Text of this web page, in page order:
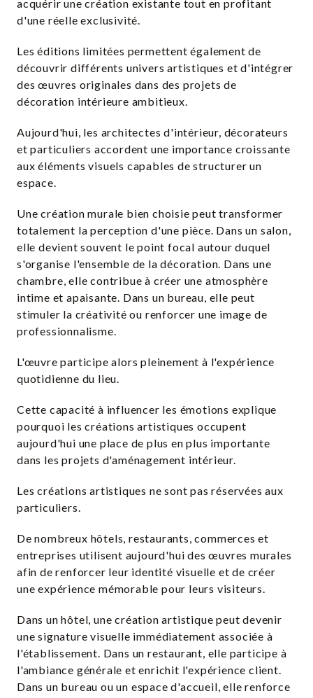
acquérir une création existante tout en profitant
d'une réelle exclusivité.
Les éditions limitées permettent également de
découvrir différents univers artistiques et d'intégrer
des œuvres originales dans des projets de
décoration intérieure ambitieux.
Aujourd'hui, les architectes d'intérieur, décorateurs
et particuliers accordent une importance croissante
aux éléments visuels capables de structurer un
espace.
Une création murale bien choisie peut transformer
totalement la perception d'une pièce. Dans un salon,
elle devient souvent le point focal autour duquel
s'organise l'ensemble de la décoration. Dans une
chambre, elle contribue à créer une atmosphère
intime et apaisante. Dans un bureau, elle peut
stimuler la créativité ou renforcer une image de
professionnalisme.
L'œuvre participe alors pleinement à l'expérience
quotidienne du lieu.
Cette capacité à influencer les émotions explique
pourquoi les créations artistiques occupent
aujourd'hui une place de plus en plus importante
dans les projets d'aménagement intérieur.
Les créations artistiques ne sont pas réservées aux
particuliers.
De nombreux hôtels, restaurants, commerces et
entreprises utilisent aujourd'hui des œuvres murales
afin de renforcer leur identité visuelle et de créer
une expérience mémorable pour leurs visiteurs.
Dans un hôtel, une création artistique peut devenir
une signature visuelle immédiatement associée à
l'établissement. Dans un restaurant, elle participe à
l'ambiance générale et enrichit l'expérience client.
Dans un bureau ou un espace d'accueil, elle renforce